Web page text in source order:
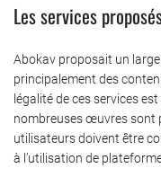
Les services
Abokav proposait un
principalement des
légalité de ces services
nombreuses œuvres sont
utilisateurs doivent être
à l’utilisation de